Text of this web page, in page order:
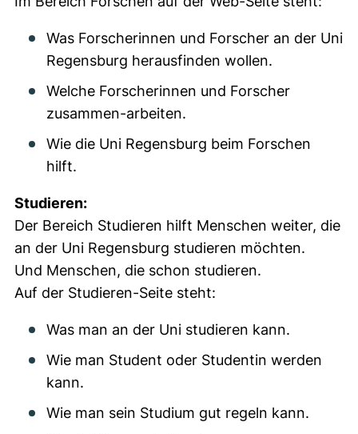
Was Forscherinnen und Forscher an der Uni
Regensburg herausfinden wollen.
Welche Forscherinnen und Forscher
zusammen-arbeiten.
Wie die Uni Regensburg beim Forschen
hilft.
Studieren:
Der Bereich Studieren hilft Menschen weiter, die
an der Uni Regensburg studieren möchten.
Und Menschen, die schon studieren.
Auf der Studieren-Seite steht:
Was man an der Uni studieren kann.
Wie man Student oder Studentin werden
kann.
Wie man sein Studium gut regeln kann.